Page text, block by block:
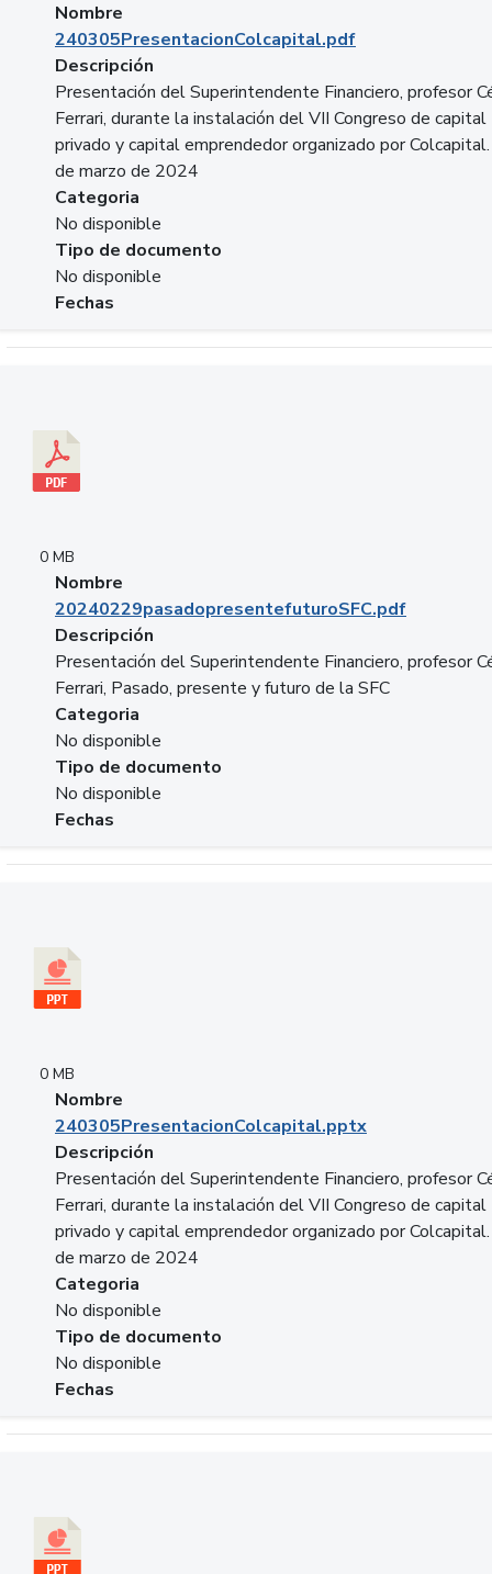
Nombre
240305PresentacionColcapital.pdf
Descripción
Presentación del Superintendente Financiero, profesor
Ferrari, durante la instalación del VII Congreso de capital
privado y capital emprendedor organizado por
de marzo de 2024
Categoria
No disponible
Tipo de documento
No disponible
Fechas
0 MB
Nombre
20240229pasadopresentefuturoSFC.pdf
Descripción
Presentación del Superintendente Financiero, profesor
Ferrari, Pasado, presente y futuro de la SFC
Categoria
No disponible
Tipo de documento
No disponible
Fechas
0 MB
Nombre
240305PresentacionColcapital.pptx
Descripción
Presentación del Superintendente Financiero, profesor
Ferrari, durante la instalación del VII Congreso de capital
privado y capital emprendedor organizado por
de marzo de 2024
Categoria
No disponible
Tipo de documento
No disponible
Fechas